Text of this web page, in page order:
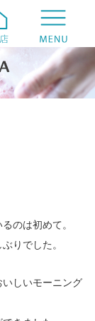
のは初めて。
りでした。
しいモーニング